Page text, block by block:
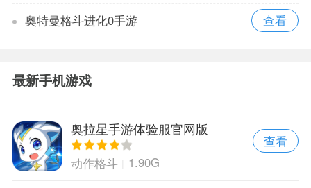
奥特曼格斗进化0手游
最新手机游戏
奥拉星手游体验服官网版
动作格斗 1.90G
查看